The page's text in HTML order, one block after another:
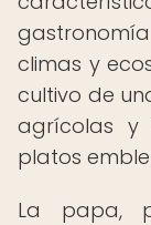
climas y
cultivo de
agrícolas
platos
La papa,